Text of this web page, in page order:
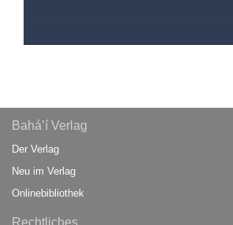
Bahá’í Verlag
Der Verlag
Neu im Verlag
Onlinebibliothek